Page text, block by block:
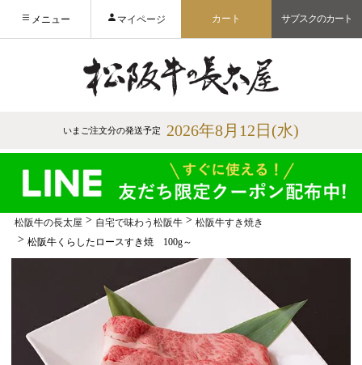
メニュー マイページ カート サブスクのカート
いまご注文分の発送予定 2026年8月12日(水)
松阪牛の長太屋 自宅で味わう松阪牛
松阪牛すき焼き
松阪牛くらしたロースすき焼 100g～